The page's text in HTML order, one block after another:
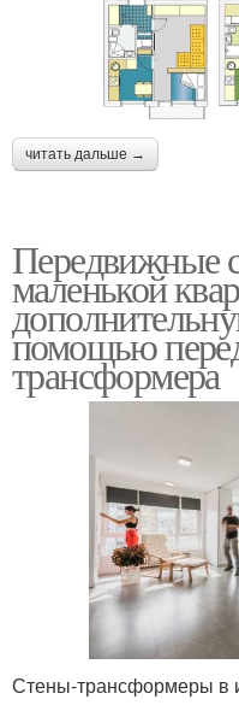
читать дальше →
Передвижные
маленькой
помощью
трансформера
Стены-трансформеры в